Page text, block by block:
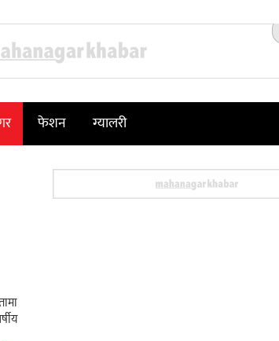
फेशन ग्यालरी